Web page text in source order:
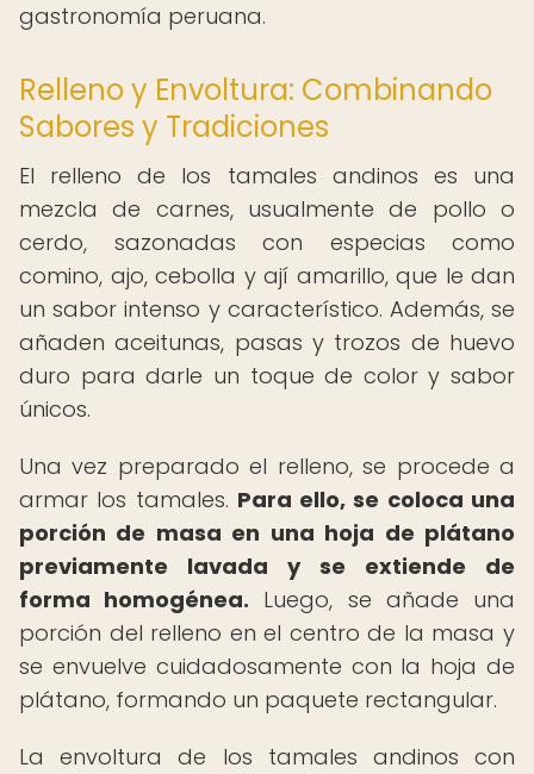
gastronomía peruana.
Relleno y Envoltura: Combinando
Sabores y Tradiciones
El relleno de los tamales andinos es una
mezcla de carnes, usualmente de pollo o
cerdo, sazonadas con especias como
comino, ajo, cebolla y ají amarillo, que le dan
un sabor intenso y característico. Además, se
añaden aceitunas, pasas y trozos de huevo
duro para darle un toque de color y sabor
únicos.
Una vez preparado el relleno, se procede a
armar los tamales. Para ello, se coloca una
porción de masa en una hoja de plátano
previamente lavada y se extiende de
forma homogénea. Luego, se añade una
porción del relleno en el centro de la masa y
se envuelve cuidadosamente con la hoja de
plátano, formando un paquete rectangular.
La envoltura de los tamales andinos con